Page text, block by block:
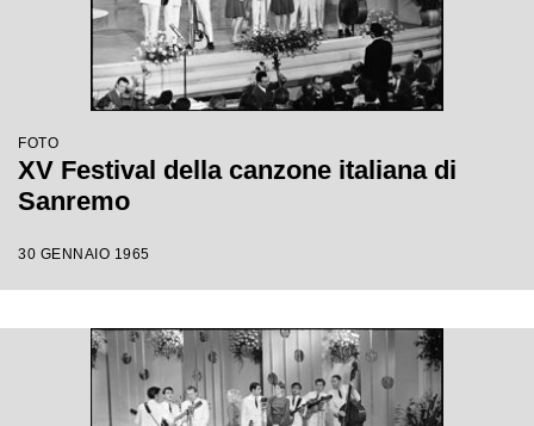
FOTO
XV Festival della canzone italiana di
Sanremo
30 GENNAIO 1965